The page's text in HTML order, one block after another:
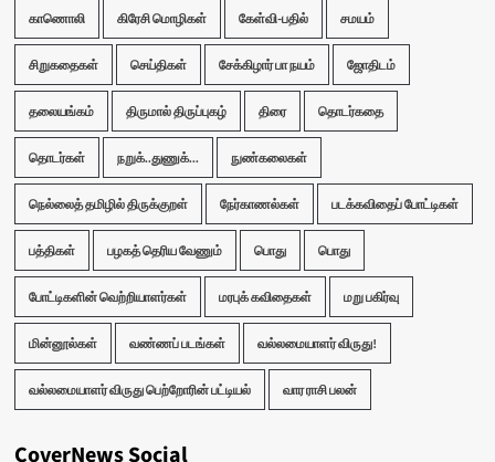
காணொலி கிரேசி மொழிகள் கேள்வி-பதில் சமயம்
சிறுகதைகள் செய்திகள் சேக்கிழார் பா நயம் ஜோதிடம்
தலையங்கம் திருமால் திருப்புகழ் திரை தொடர்கதை
தொடர்கள் நறுக்..துணுக்... நுண்கலைகள்
நெல்லைத் தமிழில் திருக்குறள் நேர்காணல்கள் படக்கவிதைப் போட்டிகள்
பத்திகள் பழகத் தெரிய வேணும் பொது பொது
போட்டிகளின் வெற்றியாளர்கள் மரபுக் கவிதைகள் மறு பகிர்வு
மின்னூல்கள் வண்ணப் படங்கள் வல்லமையாளர் விருது!
வல்லமையாளர் விருது பெற்றோரின் பட்டியல் வார ராசி பலன்
CoverNews Social